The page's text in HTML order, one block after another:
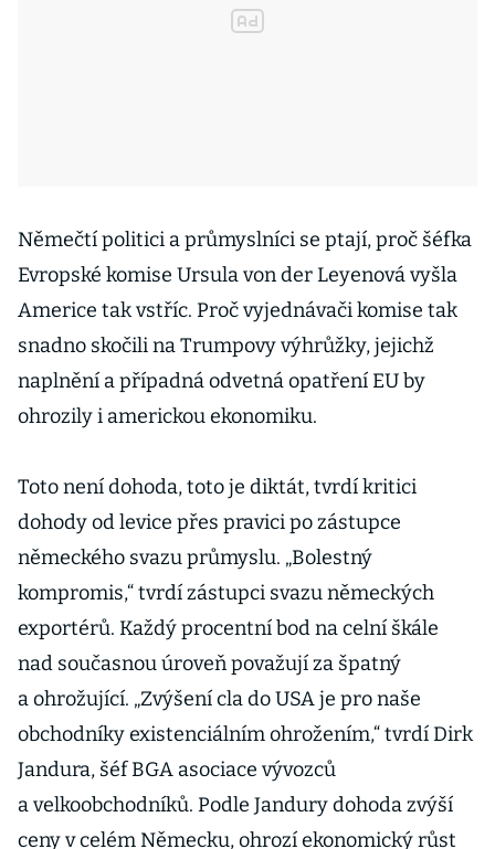
Němečtí politici a průmyslníci se ptají, proč šéfka
Evropské komise Ursula von der Leyenová vyšla
Americe tak vstříc. Proč vyjednávači komise tak
snadno skočili na Trumpovy výhrůžky, jejichž
naplnění a případná odvetná opatření EU by
ohrozily i americkou ekonomiku.
Toto není dohoda, toto je diktát, tvrdí kritici
dohody od levice přes pravici po zástupce
německého svazu průmyslu. „Bolestný
kompromis,“ tvrdí zástupci svazu německých
exportérů. Každý procentní bod na celní škále
nad současnou úroveň považují za špatný
a ohrožující. „Zvýšení cla do USA je pro naše
obchodníky existenciálním ohrožením,“ tvrdí Dirk
Jandura, šéf BGA asociace vývozců
a velkoobchodníků. Podle Jandury dohoda zvýší
ceny v celém Německu, ohrozí ekonomický růst